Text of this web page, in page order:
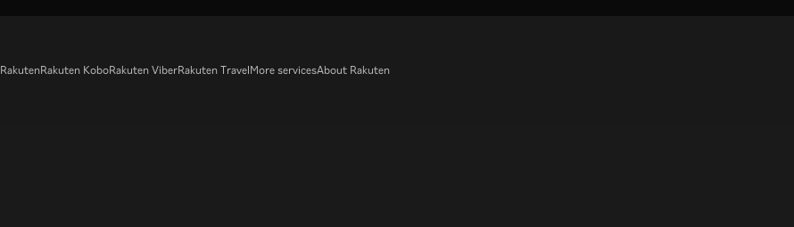
RakutenRakuten KoboRakuten ViberRakuten TravelMore servicesAbout Rakuten